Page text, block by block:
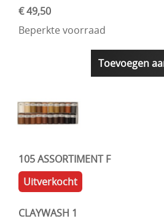
€ 49,50
Beperkte voorraad
Toevoegen
105 ASSORTIMENT F
Uitverkocht
CLAYWASH 1